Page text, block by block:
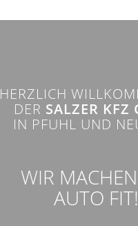
HERZLICH
DER SALZER KFZ
IN PFUHL UND
WIR
AUTO FIT!